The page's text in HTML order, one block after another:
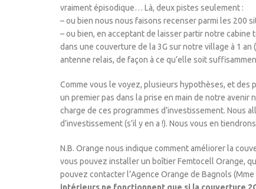
vraiment épisodique… Là, deux pistes seulement :
– ou bien nous nous faisons recenser parmi les 200
– ou bien, en acceptant de laisser partir notre
dans une couverture de la 3G sur notre village à 1
antenne relais, de façon à ce qu’elle soit
Comme vous le voyez, plusieurs hypothèses, et des
un premier pas dans la prise en main de notre
charge de ces programmes d’investissement.
d’investissement (s’il y en a !). Nous vous en
N.B. Orange nous indique comment améliorer la
vous pouvez installer un boîtier Femtocell Orange,
pouvez contacter l’Agence Orange de Bagnols
intérieurs ne fonctionnent que si la couverture